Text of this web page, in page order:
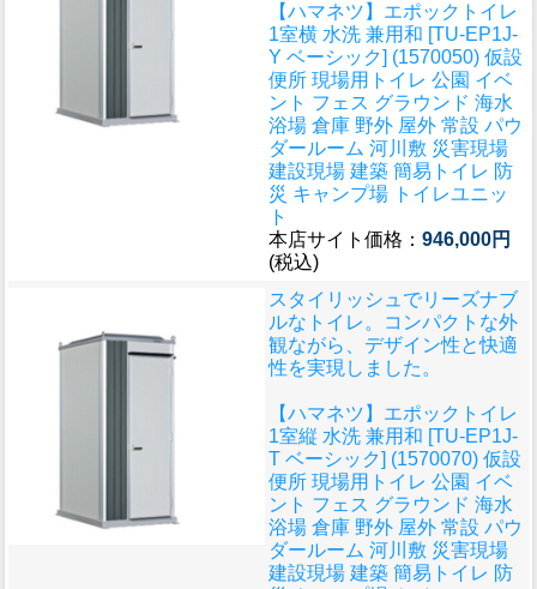
【ハマネツ】エポックトイレ
1室横 水洗 兼用和 [TU-EP1J-
Y ベーシック] (1570050) 仮設
便所 現場用トイレ 公園 イベ
ント フェス グラウンド 海水
浴場 倉庫 野外 屋外 常設 パウ
ダールーム 河川敷 災害現場
建設現場 建築 簡易トイレ 防
災 キャンプ場 トイレユニッ
ト
本店サイト価格： 946,000円
(税込)
スタイリッシュでリーズナブ
ルなトイレ。コンパクトな外
観ながら、デザイン性と快適
性を実現しました。
【ハマネツ】エポックトイレ
1室縦 水洗 兼用和 [TU-EP1J-
T ベーシック] (1570070) 仮設
便所 現場用トイレ 公園 イベ
ント フェス グラウンド 海水
浴場 倉庫 野外 屋外 常設 パウ
ダールーム 河川敷 災害現場
建設現場 建築 簡易トイレ 防